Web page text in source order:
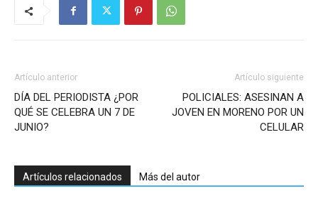
Artículo anterior
DÍA DEL PERIODISTA ¿POR
QUÉ SE CELEBRA UN 7 DE
JUNIO?
Artículo siguiente
POLICIALES: ASESINAN A
JOVEN EN MORENO POR UN
CELULAR
Artículos relacionados Más del autor